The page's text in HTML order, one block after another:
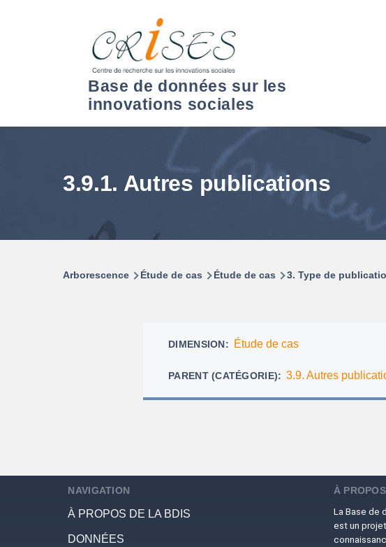
Base de données sur les
innovations sociales
3.9.1. Autres publications
Arborescence Étude de cas Étude de cas 3. Type de
DIMENSION Étude de cas
PARENT (CATÉGORIE) 3.9. Autres
NAVIGATION
À PROPOS DE LA BDIS
DONNÉES
À PROPOS
La Base de
est un